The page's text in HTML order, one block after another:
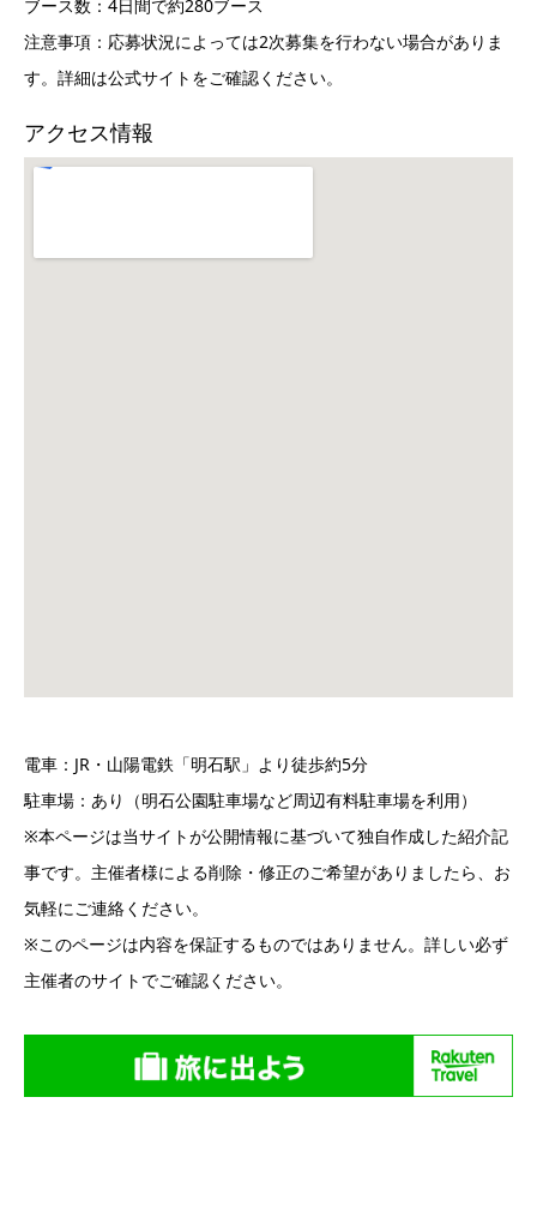
ブース数：4日間で約280ブース
注意事項：応募状況によっては2次募集を行わない場合がありま
す。詳細は公式サイトをご確認ください。
アクセス情報
電車：JR・山陽電鉄「明石駅」より徒歩約5分
駐車場：あり（明石公園駐車場など周辺有料駐車場を利用）
※本ページは当サイトが公開情報に基づいて独自作成した紹介記
事です。主催者様による削除・修正のご希望がありましたら、お
気軽にご連絡ください。
※このページは内容を保証するものではありません。詳しい必ず
主催者のサイトでご確認ください。